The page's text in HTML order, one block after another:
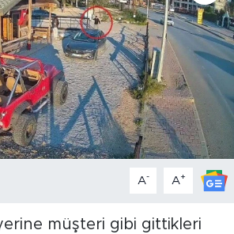
A- A+
müşteri gibi gittikleri